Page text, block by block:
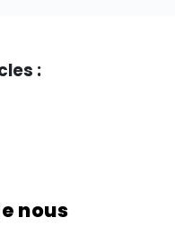
:
nous